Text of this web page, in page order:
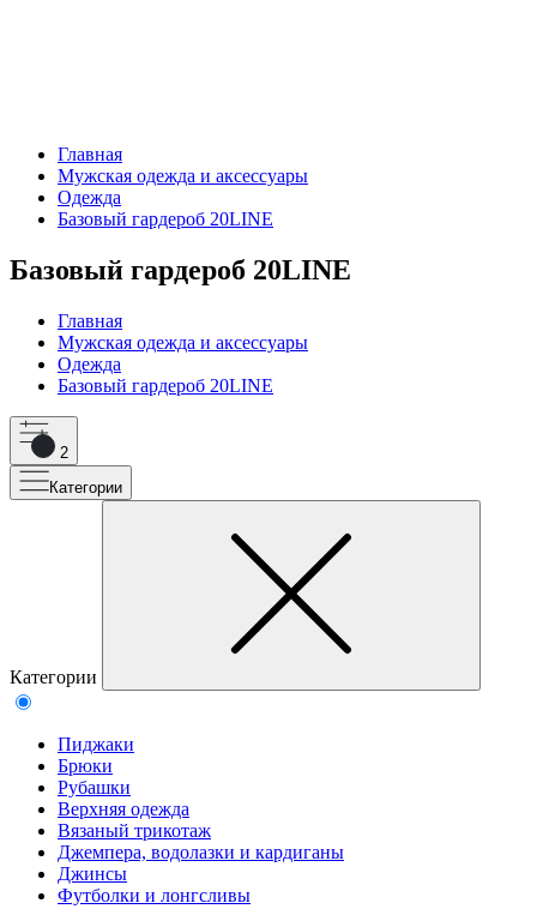
Главная
Мужская одежда и аксессуары
Одежда
Базовый гардероб 20LINE
Базовый гардероб 20LINE
Главная
Мужская одежда и аксессуары
Одежда
Базовый гардероб 20LINE
2
Категории
Категории
Пиджаки
Брюки
Рубашки
Верхняя одежда
Вязаный трикотаж
Джемпера, водолазки и кардиганы
Джинсы
Футболки и лонгсливы